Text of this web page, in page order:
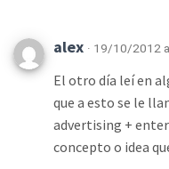
alex · 19/10/2012
El otro día leí en
que a esto se le
advertising +
concepto o idea